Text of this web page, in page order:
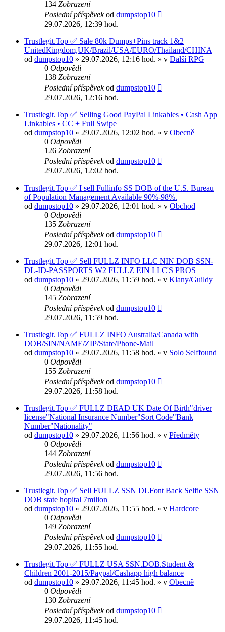
134 Zobrazení
Poslední příspěvekod dumpstop10
29.07.2026, 12:39 hod.
Trustlegit.Top ✅ Sale 80k Dumps+Pins track 1&2
UnitedKingdom,UK/Brazil/USA/EURO/Thailand/CHINA
od dumpstop10 » 29.07.2026, 12:16 hod. » v Další RPG
0 Odpovědi
138 Zobrazení
Poslední příspěvekod dumpstop10
29.07.2026, 12:16 hod.
Trustlegit.Top ✅ Selling Good PayPal Linkables • Cash App
Linkables • CC + Full Swipe
od dumpstop10 » 29.07.2026, 12:02 hod. » v Obecně
0 Odpovědi
126 Zobrazení
Poslední příspěvekod dumpstop10
29.07.2026, 12:02 hod.
Trustlegit.Top ✅ I sell Fullinfo SS DOB of the U.S. Bureau
of Population Management Available 90%-98%.
od dumpstop10 » 29.07.2026, 12:01 hod. » v Obchod
0 Odpovědi
135 Zobrazení
Poslední příspěvekod dumpstop10
29.07.2026, 12:01 hod.
Trustlegit.Top ✅ Sell FULLZ INFO LLC NIN DOB SSN-
DL-ID-PASSPORTS W2 FULLZ EIN LLC'S PROS
od dumpstop10 » 29.07.2026, 11:59 hod. » v Klany/Guildy
0 Odpovědi
145 Zobrazení
Poslední příspěvekod dumpstop10
29.07.2026, 11:59 hod.
Trustlegit.Top ✅ FULLZ INFO Australia/Canada with
DOB/SIN/NAME/ZIP/State/Phone-Mail
od dumpstop10 » 29.07.2026, 11:58 hod. » v Solo Selffound
0 Odpovědi
155 Zobrazení
Poslední příspěvekod dumpstop10
29.07.2026, 11:58 hod.
Trustlegit.Top ✅ FULLZ DEAD UK Date Of Birth"driver
license"National Insurance Number"Sort Code"Bank
Number"Nationality"
od dumpstop10 » 29.07.2026, 11:56 hod. » v Předměty
0 Odpovědi
144 Zobrazení
Poslední příspěvekod dumpstop10
29.07.2026, 11:56 hod.
Trustlegit.Top ✅ Sell FULLZ SSN DLFont Back Selfie SSN
DOB state hopital 7milion
od dumpstop10 » 29.07.2026, 11:55 hod. » v Hardcore
0 Odpovědi
149 Zobrazení
Poslední příspěvekod dumpstop10
29.07.2026, 11:55 hod.
Trustlegit.Top ✅ FULLZ USA SSN.DOB.Student &
Сhildren 2001-2015/Paypal/Cashapp high balance
od dumpstop10 » 29.07.2026, 11:45 hod. » v Obecně
0 Odpovědi
130 Zobrazení
Poslední příspěvekod dumpstop10
29.07.2026, 11:45 hod.